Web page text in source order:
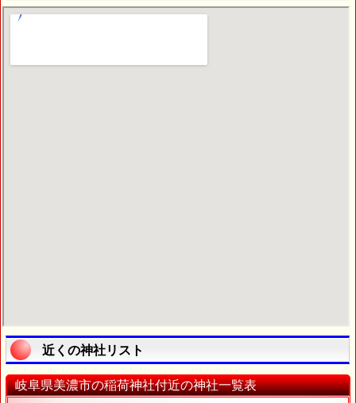
近くの神社リスト
岐阜県美濃市の稲荷神社付近の神社一覧表